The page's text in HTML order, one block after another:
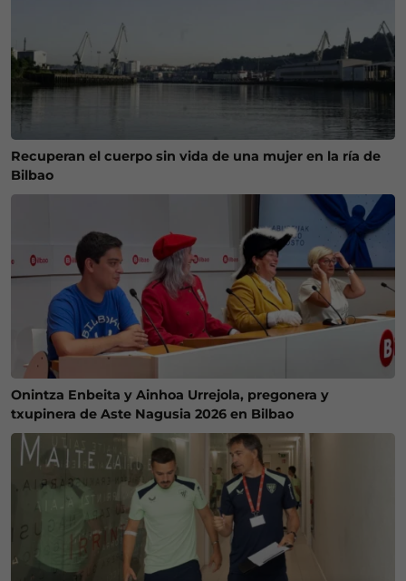
Recuperan el cuerpo sin vida de una mujer en la ría de
Bilbao
Onintza Enbeita y Ainhoa Urrejola, pregonera y
txupinera de Aste Nagusia 2026 en Bilbao